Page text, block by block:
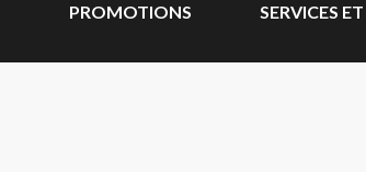
PROMOTIONS SERVICES